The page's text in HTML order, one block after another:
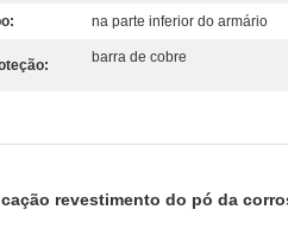
na parte inferior do armário
barra de cobre
revestimento do pó da